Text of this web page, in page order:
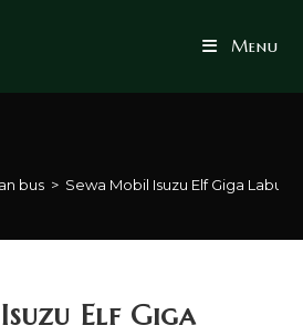
Menu
bus > Sewa Mobil Isuzu Elf Giga
Elf Giga